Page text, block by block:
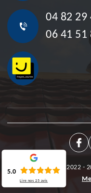
04 82 29
06 41 51
©2022 -
5.0
Lire nos25 avis